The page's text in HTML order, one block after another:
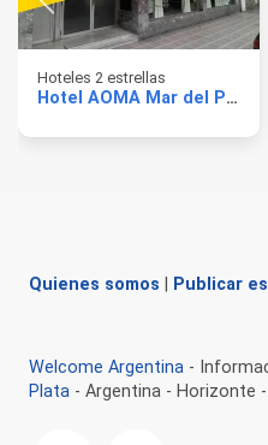
Hoteles 2 estrellas
Hotel AOMA Mar del Plata
Quienes somos Publicar
Welcome Argentina -
Plata - Argentina - Horizonte